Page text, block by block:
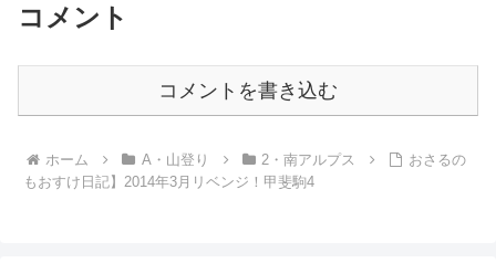
コメント
コメントを書き込む
ホーム A・山登り 2・南アルプス
おさるの
もおすけ日記】2014年3月リベンジ！甲斐駒4